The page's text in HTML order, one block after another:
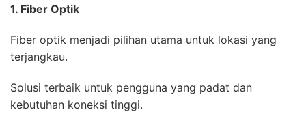
1. Fiber Optik
Fiber optik menjadi pilihan utama untuk lokasi yang
terjangkau.
Solusi terbaik untuk pengguna yang padat dan
kebutuhan koneksi tinggi.